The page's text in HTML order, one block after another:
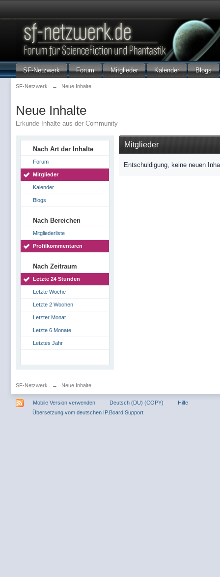
SF-Netzwerk Forum Mitglieder Kalender Blogs
SF-Netzwerk → Neue Inhalte
Neue Inhalte
Erkunde Inhalte aus der Community
Nach Art der Inhalte
Forum
Mitglieder
Kalender
Blogs
Nach Bereichen
Mitgliederliste
Profilkommentaren
Nach Zeitraum
Letzte 24 Stunden
Letzte Woche
Letzte 2 Wochen
Letzter Monat
Letzte 6 Monate
Letztes Jahr
Mitglieder
Entschuldigung, keine neuen
SF-Netzwerk → Neue Inhalte
Mobile Version verwenden Deutsch (DU) (COPY)
Hilfe
Übersetzung vom deutschen IP.Board Support